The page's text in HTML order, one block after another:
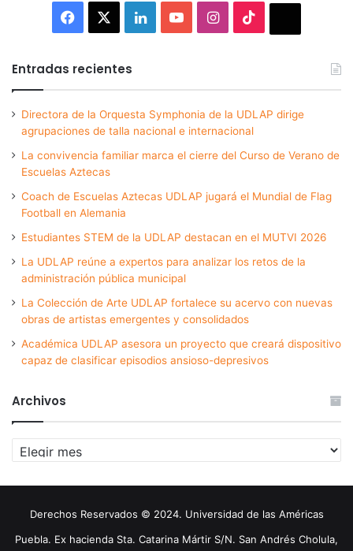
Facebook LinkedInYouTubeInstagram
Entradas recientes
Directora de la Orquesta Symphonia de la UDLAP dirige
agrupaciones de talla nacional e internacional
La convivencia familiar marca el cierre del Curso de Verano de
Escuelas Aztecas
Coach de Escuelas Aztecas UDLAP jugará el Mundial de Flag
Football en Alemania
Estudiantes STEM de la UDLAP destacan en el MUTVI 2026
La UDLAP reúne a expertos para analizar los retos de la
administración pública municipal
La Colección de Arte UDLAP fortalece su acervo con nuevas
obras de artistas emergentes y consolidados
Académica UDLAP asesora un proyecto que creará dispositivo
capaz de clasificar episodios ansioso-depresivos
Archivos
Archivos
Derechos Reservados © 2024. Universidad de las Américas
Puebla. Ex hacienda Sta. Catarina Mártir S/N. San Andrés Cholula,